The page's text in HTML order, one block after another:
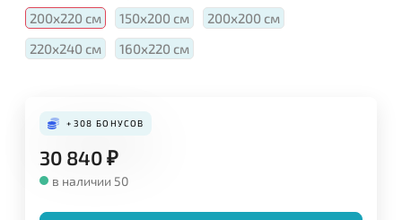
200х220 см
150х200 см
200х200 см
220х240 см
160х220 см
+308 БОНУСОВ
30 840₽
в наличии 50